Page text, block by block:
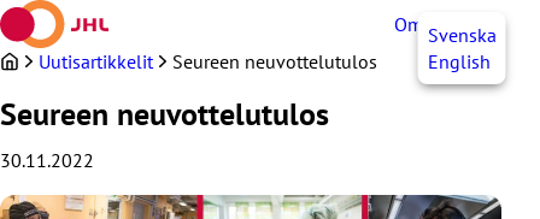
Siirry
sisältöön
OmaJHLSvenska
English
Uutisartikkelit Seureen neuvottelutulos
Seureen neuvottelutulos
30.11.2022